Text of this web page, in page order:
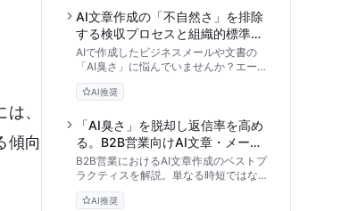
、
傾向
そして絶対に避けるべきリスク管理ま
で、現場ですぐに使える実践的なノウハ
ウを網羅しました。
AI文章作成の「不自然さ」を排除
する検収プロセスと組織的標準化
ガイド
AIで作成したビジネスメールや文書の
「AI臭さ」に悩んでいませんか？エージ
ェント開発の知見を応用し、B2Bコミュ
ニケーションにおける品質を担保する3
説します。
AI推奨
「AI臭さ」を脱却し返信率を高め
る。B2B営業向けAI文章・メール
作成の実践アーキテクチャ
B2B営業におけるAI文章作成のベストプ
ラクティスを解説。単なる時短ではな
く、顧客理解を深め返信率を向上させる
ためのプロンプト設計、コンテキスト生
AI推奨